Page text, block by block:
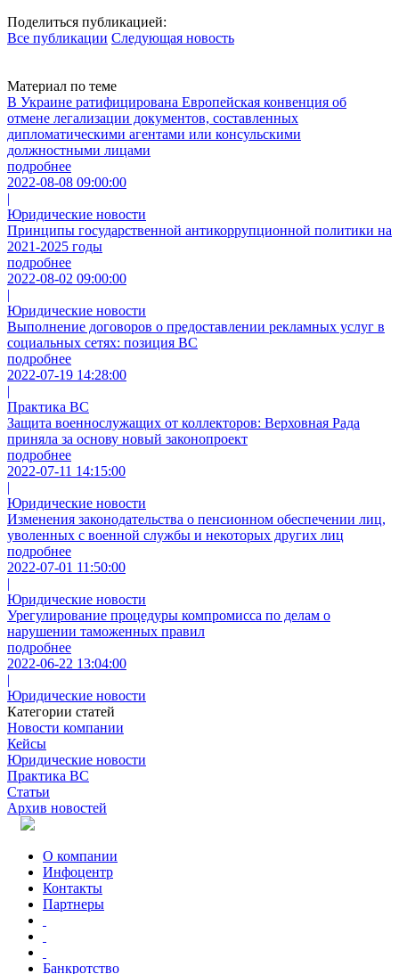
Поделиться публикацией:
Все публикации Следующая новость
Материал по теме
В Украине ратифицирована Европейская конвенция об
отмене легализации документов, составленных
дипломатическими агентами или консульскими
должностными лицами
подробнее
2022-08-08 09:00:00
|
Юридические новости
Принципы государственной антикоррупционной политики на
2021-2025 годы
подробнее
2022-08-02 09:00:00
|
Юридические новости
Выполнение договоров о предоставлении рекламных услуг в
социальных сетях: позиция ВС
подробнее
2022-07-19 14:28:00
|
Практика ВС
Защита военнослужащих от коллекторов: Верховная Рада
приняла за основу новый законопроект
подробнее
2022-07-11 14:15:00
|
Юридические новости
Изменения законодательства о пенсионном обеспечении лиц,
уволенных с военной службы и некоторых других лиц
подробнее
2022-07-01 11:50:00
|
Юридические новости
Урегулирование процедуры компромисса по делам о
нарушении таможенных правил
подробнее
2022-06-22 13:04:00
|
Юридические новости
Категории статей
Новости компании
Кейсы
Юридические новости
Практика ВС
Статьи
Архив новостей
О компании
Инфоцентр
Контакты
Партнеры
Банкротство